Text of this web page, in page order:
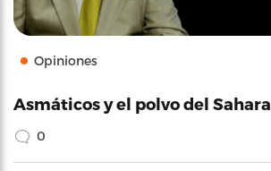
Opiniones
Asmáticos y el polvo del Sahara
0